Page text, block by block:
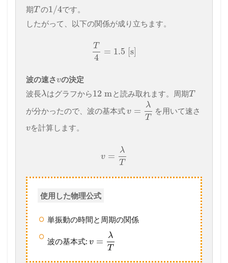
期T の1/4です。
したがって、以下の関係が成り立ちます。
T
4
= 1.5 [s]
波の速さvの決定
波長λはグラフから12 mと読み取れます。周期T
が分かったので、波の基本式v =
λ
T
を用いて速さ
vを計算します。
v =
λ
T
使用した物理公式
単振動の時間と周期の関係
波の基本式: v =
λ
T